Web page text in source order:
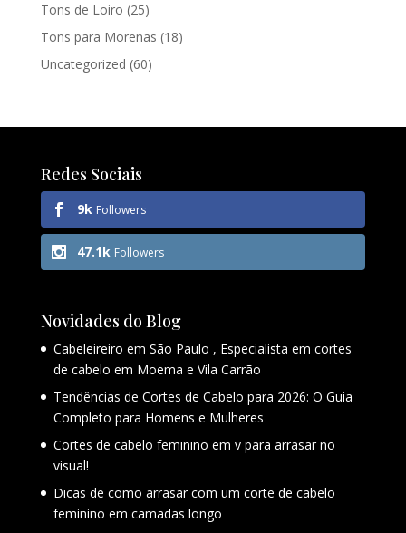
Tons de Loiro (25)
Tons para Morenas (18)
Uncategorized (60)
Redes Sociais
9k Followers
47.1k Followers
Novidades do Blog
Cabeleireiro em São Paulo , Especialista em cortes
de cabelo em Moema e Vila Carrão
Tendências de Cortes de Cabelo para 2026: O Guia
Completo para Homens e Mulheres
Cortes de cabelo feminino em v para arrasar no
visual!
Dicas de como arrasar com um corte de cabelo
feminino em camadas longo